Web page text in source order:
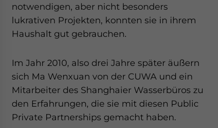
notwendigen, aber nicht besonders
lukrativen Projekten, konnten sie in ihrem
Haushalt gut gebrauchen.
Im Jahr 2010, also drei Jahre später äußern
sich Ma Wenxuan von der CUWA und ein
Mitarbeiter des Shanghaier Wasserbüros zu
den Erfahrungen, die sie mit diesen Public
Private Partnerships gemacht haben.